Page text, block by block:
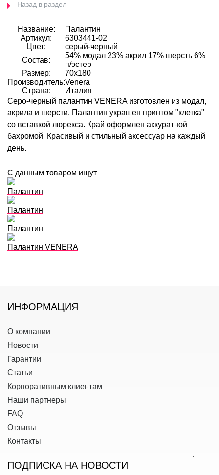
Назад в раздел
Название:
Палантин
Артикул:
6303441-02
Цвет:
серый-черный
Состав:
54% модал 23% акрил 17% шерсть 6%
п/эстер
Размер:
70х180
Производитель:Venera
Страна:
Италия
Серо-черный палантин VENERA изготовлен из модал,
акрила и шерсти. Палантин украшен принтом "клетка"
со вставкой люрекса. Край оформлен аккуратной
бахромой. Красивый и стильный аксессуар на каждый
день.
С данным товаром ищут
Палантин
Палантин
Палантин
Палантин VENERA
ИНФОРМАЦИЯ
О компании
Новости
Гарантии
Статьи
Корпоративным клиентам
Наши партнеры
FAQ
Отзывы
Контакты
ПОДПИСКА НА НОВОСТИ